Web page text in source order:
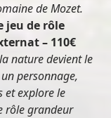
de Mozet.
jeu de rôle
– 110€
nature devient le
personnage,
et explore le
rôle grandeur